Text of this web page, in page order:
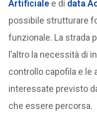
Artificiale e di data
possibile strutturare
funzionale. La strada
l’altro la necessità di
controllo capofila e le
interessate previsto
che essere percorsa.